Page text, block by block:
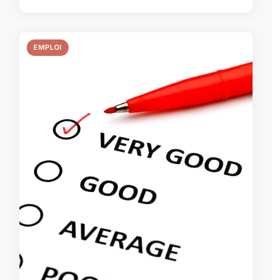
EMPLOI